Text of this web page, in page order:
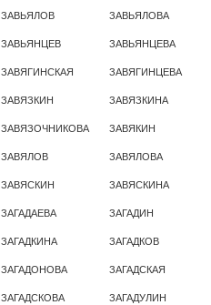
ЗАВЬЯЛОВ ЗАВЬЯЛОВА
ЗАВЬЯНЦЕВ ЗАВЬЯНЦЕВА
ЗАВЯГИНСКАЯ ЗАВЯГИНЦЕВА
ЗАВЯЗКИН ЗАВЯЗКИНА
ЗАВЯЗОЧНИКОВА ЗАВЯКИН
ЗАВЯЛОВ ЗАВЯЛОВА
ЗАВЯСКИН ЗАВЯСКИНА
ЗАГАДАЕВА ЗАГАДИН
ЗАГАДКИНА ЗАГАДКОВ
ЗАГАДОНОВА ЗАГАДСКАЯ
ЗАГАДСКОВА ЗАГАДУЛИН